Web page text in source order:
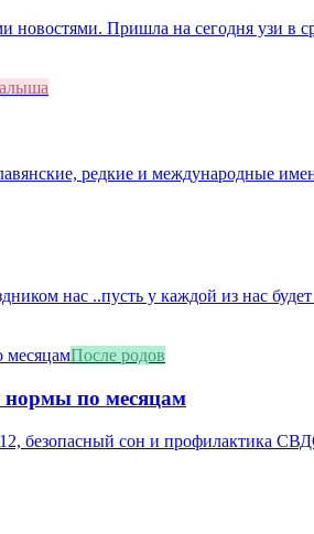
Пришла на сегодня узи в
редкие и международные
нас ..пусть у каждой из нас
После родов
нормы по месяцам
безопасный сон и профилактика